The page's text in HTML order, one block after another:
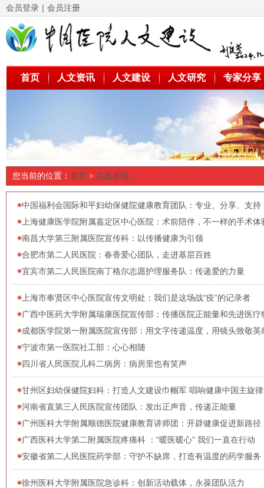
会员登录 ｜ 会员注册
首页 人文资讯 人文建设 人文研究 专家分享
您当前的位置： 首页 > 实践基地
中国福利会国际和平妇幼保健院健康教育团队：专业、分享、支持
上海健康医学院附属嘉定区中心医院：术前陪伴，不一样的手术体
南昌大学第三附属医院宣传科：以传播健康为引领
合肥市第二人民医院：春香爱心团队，走进基层百姓
宜宾市第二人民医院南丁格尔志愿护理服务队：传递爱的力量
上海市奉贤区中心医院宣传文明处：我们是这场战“疫”的记录者
广西中医药大学附属瑞康医院宣传部：传播医院正能量和先进医疗
成都医学院第一附属医院宣传部：用文字传递温度，用镜头致敬英
宁波市第一医院社工部：心心相随
四川省人民医院儿科二病房：病房里也有笑声
甘州区妇幼保健院妇科：打造人文建设巾帼军 唱响健康中国主旋律
河南省直第三人民医院宣传团队：发出正声音，传递正能量
广州医科大学附属顺德医院健康教育讲师团：开辟健康促进新路径
广西医科大学第二附属医院疼痛科 ：“暖医暖心” 我们一直在行动
安徽省第二人民医院药学部：守护不缺席，打造有温度的药学服务
徐州医科大学附属医院急诊科：创新活动载体，永葆团队活力